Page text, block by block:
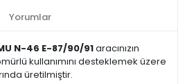
Yorumlar
N-46 E-87/90/91aracınızın
kullanımını desteklemek üzere
üretilmiştir.